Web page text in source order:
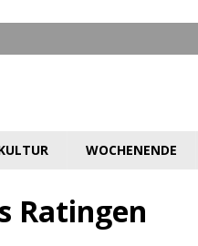
WOCHENENDE
Ratingen